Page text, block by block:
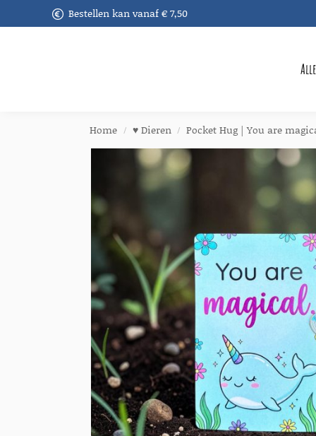
Bestellen kan vanaf € 7,50
Recent toegevoegd
Home / ♥︎ Dieren / Pocket Hug | You are